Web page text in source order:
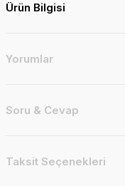
Ürün Bilgisi
Yorumlar
Soru & Cevap
Taksit Seçenekleri